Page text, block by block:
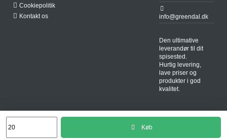
Køb
Cookiepolitik
Kontakt os
info@greendal.dk
Den ultimative
leverandør til dit
spisested.
Hurtig levering,
lave priser og
produkter i god
kvalitet.
WebTX